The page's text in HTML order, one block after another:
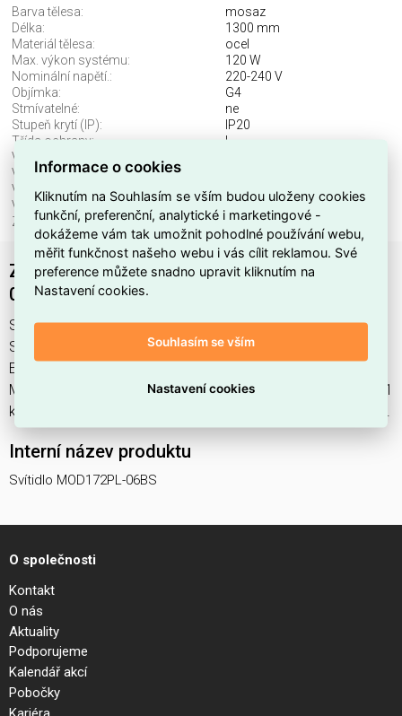
Barva tělesa:
mosaz
Délka:
1300 mm
Materiál tělesa:
ocel
Max. výkon systému:
120 W
Nominální napětí.:
220-240 V
Objímka:
G4
Stmívatelné:
ne
Stupeň krytí (IP):
IP20
Třída ochrany:
I
Včetně svět. zdroje:
Vhodné pro počet svět. zdrojů:
Vhodné pro výkon světel. zdroje:
20 W
Výška/hloubka:
3407 mm
Značka:
Maytoni
Závěsné svítidlo Mood G4x6 20W MOD172PL-
06BS - MAYTONI
Svítidlo MOD172PL-06BS najdete v kategoriích Svítidla,
Svítidla, světelné zdroje a LED osvětlení, výrobce Maytoni,
EAN 4099776035701, kód dodavatele . Závěsné svítidlo
Mood G4x6 20W MOD172PL-06BS - MAYTONI nabízíme od 1
ks. Kód EMAS Svítidlo MOD172PL-06BS je ELSVOS1786984.
Interní název produktu
Svítidlo MOD172PL-06BS
O společnosti
Kontakt
O nás
Aktuality
Podporujeme
Kalendář akcí
Pobočky
Informace o cookies
Kliknutím na Souhlasím se vším budou uloženy cookies
funkční, preferenční, analytické i marketingové -
dokážeme vám tak umožnit pohodlné používání webu,
měřit funkčnost našeho webu i vás cílit reklamou. Své
preference můžete snadno upravit kliknutím na
Nastavení cookies.
Souhlasím se vším
Nastavení cookies